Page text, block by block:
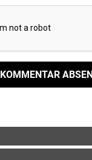
KOMMENTAR